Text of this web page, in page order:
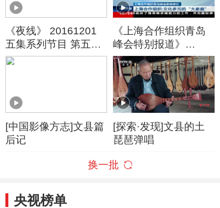
《夜线》 20161201
五集系列节目 第五集
“爱”为什么变成了恨
《上海合作组织青岛
峰会特别报道》
20180606 10:00
[中国影像方志]文县篇
后记
[探索·发现]文县的土
琵琶弹唱
换一批
央视榜单